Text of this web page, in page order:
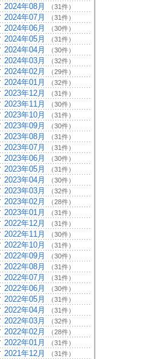
2024年08月 （31件）
2024年07月 （31件）
2024年06月 （30件）
2024年05月 （31件）
2024年04月 （30件）
2024年03月 （32件）
2024年02月 （29件）
2024年01月 （32件）
2023年12月 （31件）
2023年11月 （30件）
2023年10月 （31件）
2023年09月 （30件）
2023年08月 （31件）
2023年07月 （31件）
2023年06月 （30件）
2023年05月 （31件）
2023年04月 （30件）
2023年03月 （32件）
2023年02月 （28件）
2023年01月 （31件）
2022年12月 （31件）
2022年11月 （30件）
2022年10月 （31件）
2022年09月 （30件）
2022年08月 （31件）
2022年07月 （31件）
2022年06月 （30件）
2022年05月 （31件）
2022年04月 （31件）
2022年03月 （32件）
2022年02月 （28件）
2022年01月 （31件）
2021年12月 （31件）